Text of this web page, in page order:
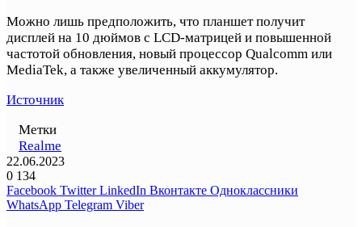
Можно лишь предположить, что планшет получит
дисплей на 10 дюймов с LCD-матрицей и повышенной
частотой обновления, новый процессор Qualcomm или
MediaTek, а также увеличенный аккумулятор.
Источник
Метки
Realme
22.06.2023
0 134
Facebook Twitter LinkedIn Вконтакте Одноклассники
WhatsApp Telegram Viber